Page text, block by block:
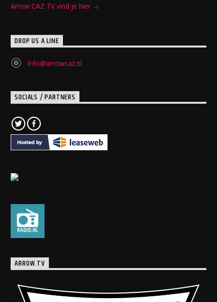
Arrow CAZ TV vind je hier
DROP US A LINE
info@arrowcaz.nl
SOCIALS / PARTNERS
ARROW.TV